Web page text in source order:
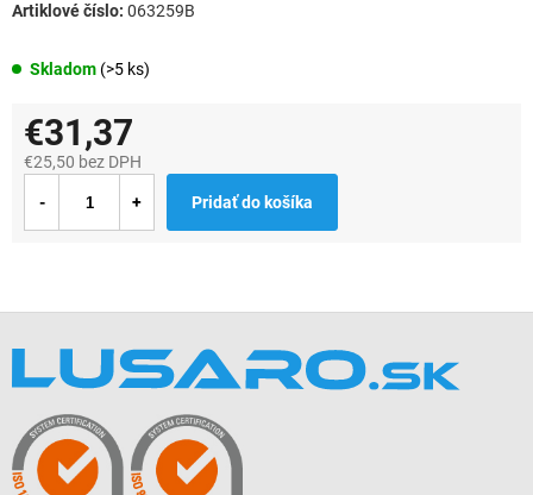
Skladom (>5 ks)
063259B
€31,37
€25,50 bez DPH
cena:
Pridať do košíka